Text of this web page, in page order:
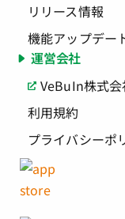
リリース情報
機能アップデー
運営会社
VeBuIn株式会
利用規約
プライバシーポ